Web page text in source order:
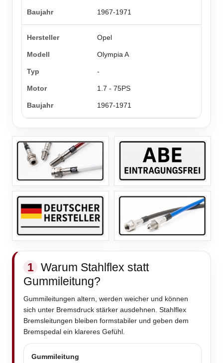
1967-1971
Opel
Olympia A
-
1.7 - 75PS
1967-1971
1 Warum Stahlflex statt
Gummileitung?
Gummileitungen altern, werden weicher und können
sich unter Bremsdruck stärker ausdehnen. Stahlflex
Bremsleitungen bleiben formstabiler und geben dem
Bremspedal ein klareres Gefühl.
Gummileitung